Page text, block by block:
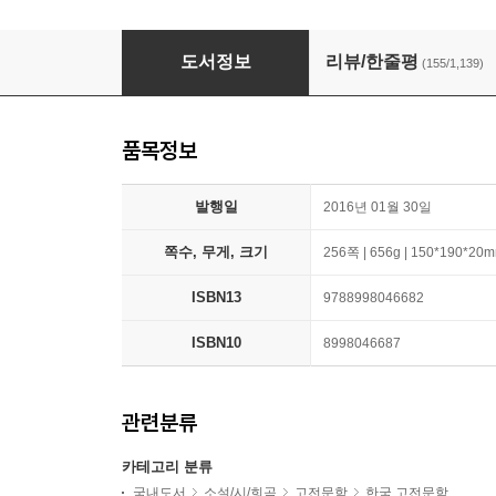
초판본 하늘과 바람과 별과 詩 : 윤동주 유고시집
도서정보 리뷰/한줄평 (155/1,139)
품목정보
발행일 2016년 01월 30일
쪽수, 무게, 크기 256쪽 | 656g |
ISBN13 9788998046682
ISBN10 8998046687
관련분류
카테고리 분류
국내도서 소설/시/희곡 고전문학
한국 고전문학